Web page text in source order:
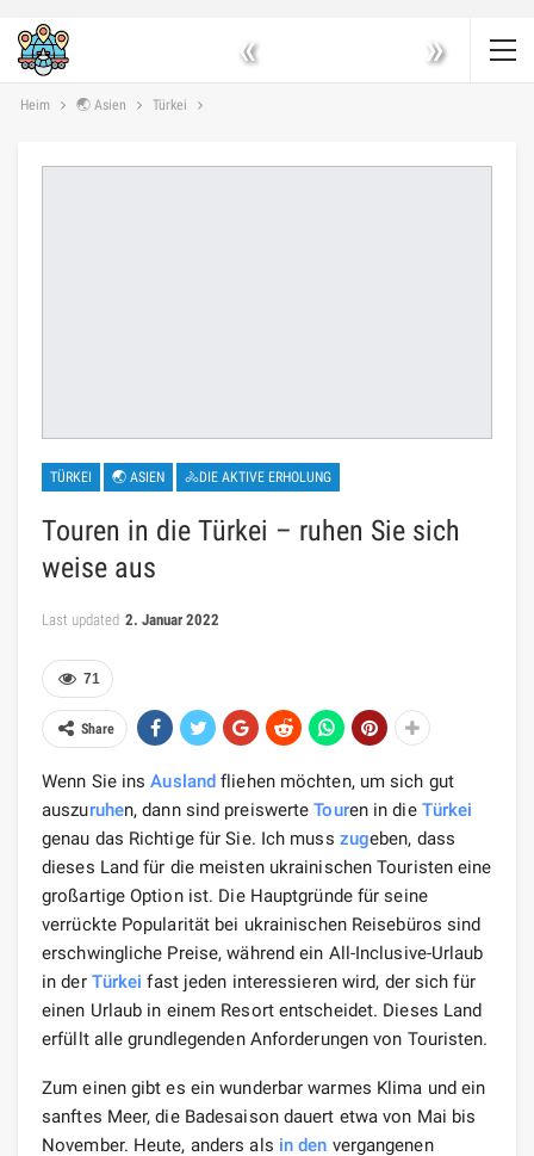
« »
Heim 🌏 Asien Türkei
TÜRKEI 🌏 ASIEN 🚴DIE AKTIVE ERHOLUNG
Touren in die Türkei – ruhen Sie sich
weise aus
Last updated 2. Januar 2022
71
Share
Wenn Sie insAusland fliehen möchten, um sich gut
auszuruhen, dann sind preiswerteTouren in die Türkei
genau das Richtige für Sie. Ich muss zugeben, dass
dieses Land für die meisten ukrainischen Touristen eine
großartige Option ist. Die Hauptgründe für seine
verrückte Popularität bei ukrainischen Reisebüros sind
erschwingliche Preise, während ein All-Inclusive-Urlaub
in der Türkei fast jeden interessieren wird, der sich für
einen Urlaub in einem Resort entscheidet. Dieses Land
erfüllt alle grundlegenden Anforderungen von Touristen.
Zum einen gibt es ein wunderbar warmes Klima und ein
sanftes Meer, die Badesaison dauert etwa von Mai bis
November. Heute, anders als in den vergangenen